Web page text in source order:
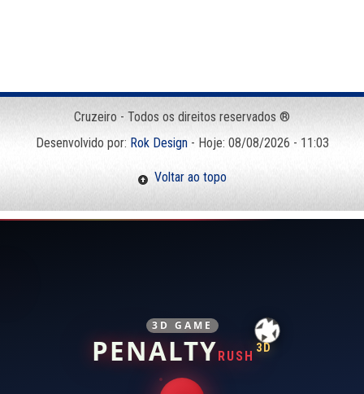
Cruzeiro - Todos os direitos reservados ®
Desenvolvido por: Rok Design- Hoje: 08/08/2026 - 11:03
Voltar ao topo
3D GAME
PENALTYRUSH
3D